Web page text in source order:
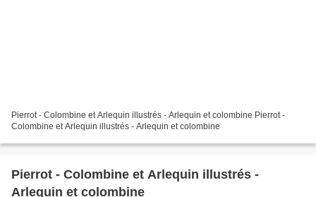
Pierrot - Colombine et Arlequin illustrés - Arlequin et colombine Pierrot -
Colombine et Arlequin illustrés - Arlequin et colombine
Pierrot - Colombine et Arlequin illustrés -
Arlequin et colombine